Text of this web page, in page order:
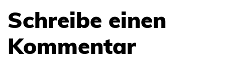
Schreibe einen
Kommentar